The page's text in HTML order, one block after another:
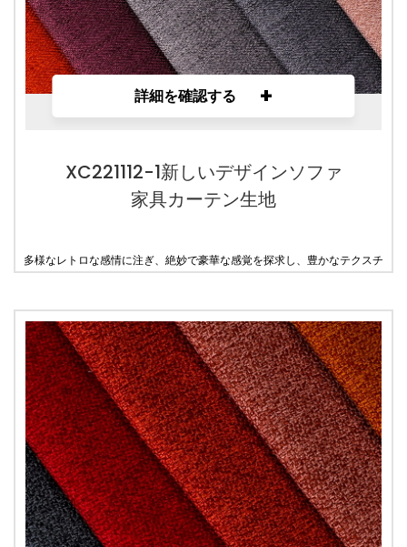
詳細を確認する +
XC221112-1新しいデザインソファ
家具カーテン生地
多様なレトロな感情に注ぎ、絶妙で豪華な感覚を探求し、豊かなテクスチ